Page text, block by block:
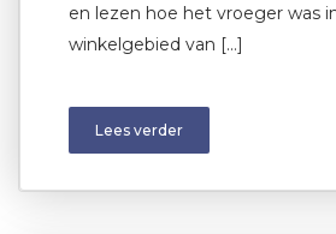
en lezen hoe het vroeger was
winkelgebied van […]
Lees verder